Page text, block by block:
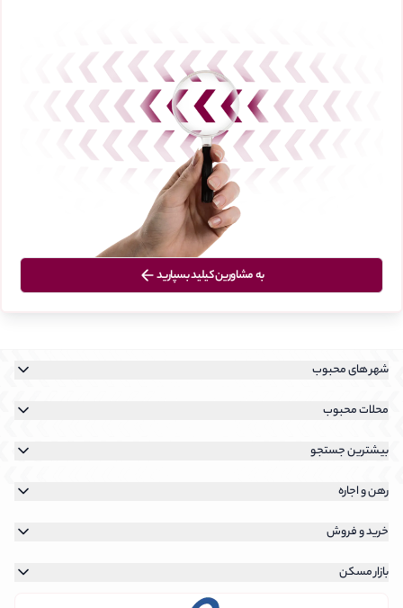
به مشاورین کیلید بسپارید
شهر های محبوب
خرید آپارتمان در تهران
خرید آپارتمان در کیش
خرید آپارتمان در پردیس
محلات محبوب
خرید آپارتمان در نیاوران
خرید آپارتمان در شهرک غرب
خرید آپارتمان در فرمانیه
بیشترین جستجو
رهن و اجاره آپارتمان در نیاوران
رهن و اجاره آپارتمان در شهرک غرب
رهن و اجاره آپارتمان در تهرانپارس
رهن و اجاره
جستجوی رهن و اجاره
جستجوی رهن و اجاره تهران
خرید و فروش
جستجوی خرید ملک
بازار مسکن